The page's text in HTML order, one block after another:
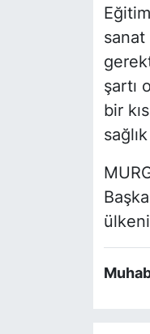
sanat
şartı
bir